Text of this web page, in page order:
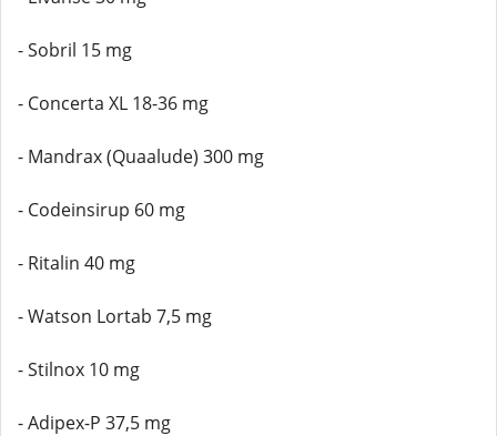
- Sobril 15 mg
- Concerta XL 18-36 mg
- Mandrax (Quaalude) 300 mg
- Codeinsirup 60 mg
- Ritalin 40 mg
- Watson Lortab 7,5 mg
- Stilnox 10 mg
- Adipex-P 37,5 mg